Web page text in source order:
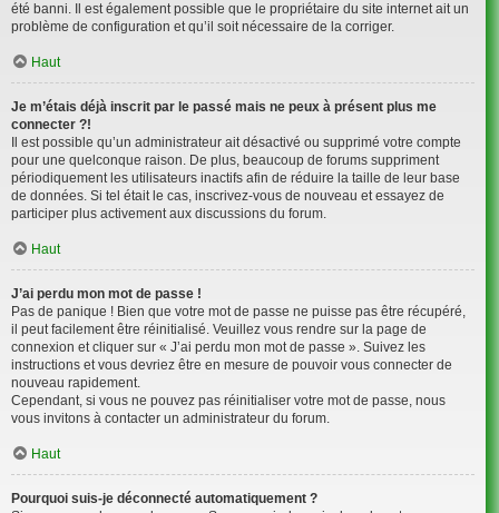
été banni. Il est également possible que le propriétaire du site internet ait un
problème de configuration et qu’il soit nécessaire de la corriger.
Haut
Je m’étais déjà inscrit par le passé mais ne peux à présent plus me
connecter ?!
Il est possible qu’un administrateur ait désactivé ou supprimé votre compte
pour une quelconque raison. De plus, beaucoup de forums suppriment
périodiquement les utilisateurs inactifs afin de réduire la taille de leur base
de données. Si tel était le cas, inscrivez-vous de nouveau et essayez de
participer plus activement aux discussions du forum.
Haut
J’ai perdu mon mot de passe !
Pas de panique ! Bien que votre mot de passe ne puisse pas être récupéré,
il peut facilement être réinitialisé. Veuillez vous rendre sur la page de
connexion et cliquer sur « J’ai perdu mon mot de passe ». Suivez les
instructions et vous devriez être en mesure de pouvoir vous connecter de
nouveau rapidement.
Cependant, si vous ne pouvez pas réinitialiser votre mot de passe, nous
vous invitons à contacter un administrateur du forum.
Haut
Pourquoi suis-je déconnecté automatiquement ?